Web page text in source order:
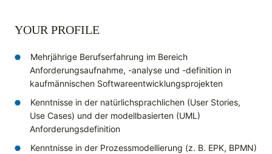
YOUR PROFILE
Mehrjährige Berufserfahrung im Bereich
Anforderungsaufnahme, -analyse und -definition in
kaufmännischen Softwareentwicklungsprojekten
Kenntnisse in der natürlichsprachlichen (User Stories,
Use Cases) und der modellbasierten (UML)
Anforderungsdefinition
Kenntnisse in der Prozessmodellierung (z. B. EPK, BPMN)